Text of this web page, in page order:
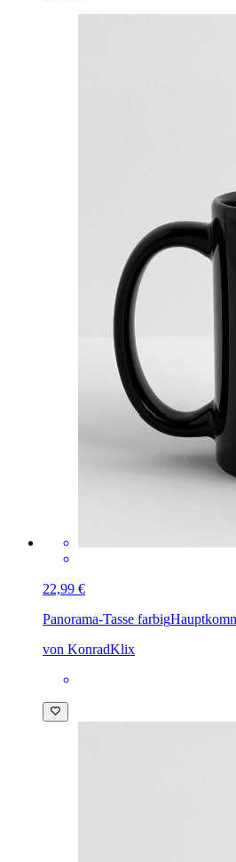
22,99 €
Panorama-Tasse farbig
von KonradKlix